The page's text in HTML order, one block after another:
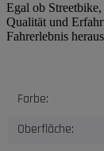
Egal ob
Qualität und
Fahrerlebnis
Wert
Farbe:
Oberfläche: